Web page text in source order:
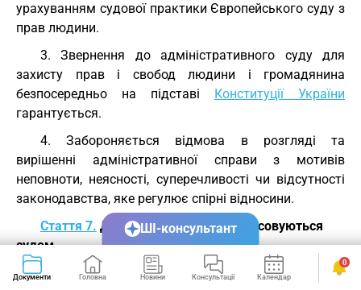
урахуванням судової практики Європейського суду з
прав людини.
3. Звернення до адміністративного суду для
захисту прав і свобод людини і громадянина
безпосередньо на підставі Конституції України
гарантується.
4. Забороняється відмова в розгляді та
вирішенні адміністративної справи з мотивів
неповноти, неясності, суперечливості чи відсутності
законодавства, яке регулює спірні відносини.
Стаття 7. Джерела права, які застосовуються
судом
1. Суд вирішує справи відповідно доКонституції
Документи Головна Новини Консультації Календар Сервіси
0
ШІ-консультант